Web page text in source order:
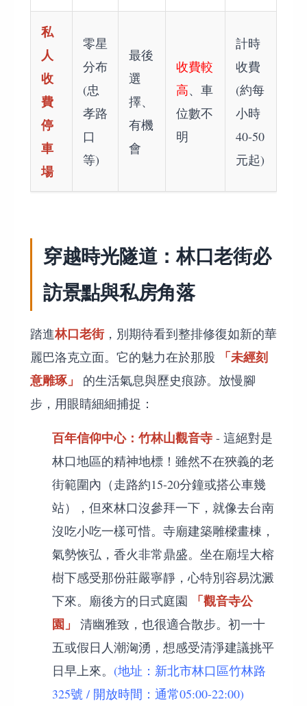
私
人
收
費
停
車
場
零星
分布
(忠
孝路
口
等)
最後
選
擇、
有機
會
收費較
高、車
位數不
明
計時
收費
(約每
小時
40-50
元起)
穿越時光隧道：林口老街必
訪景點與私房角落
踏進林口老街，別期待看到整排修復如新的華
麗巴洛克立面。它的魅力在於那股
「未經刻
意雕琢」
的生活氣息與歷史痕跡。放慢腳
步，用眼睛細細捕捉：
百年信仰中心：竹林山觀音寺 - 這絕對是
林口地區的精神地標！雖然不在狹義的老
街範圍內（走路約15-20分鐘或搭公車幾
站），但來林口沒參拜一下，就像去台南
沒吃小吃一樣可惜。寺廟建築雕樑畫棟，
氣勢恢弘，香火非常鼎盛。坐在廟埕大榕
樹下感受那份莊嚴寧靜，心特別容易沈澱
下來。廟後方的日式庭園
「觀音寺公
園」
清幽雅致，也很適合散步。初一十
五或假日人潮洶湧，想感受清淨建議挑平
日早上來。 (地址：新北市林口區竹林路
325號 / 開放時間：通常05:00-22:00)